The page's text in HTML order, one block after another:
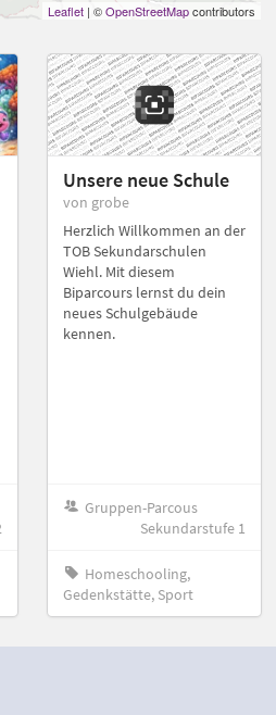
Leaflet | ©OpenStreetMapcontributors
Unsere neue Schule
von grobe
Herzlich Willkommen an der
TOB Sekundarschulen
Wiehl. Mit diesem
Biparcours lernst du dein
neues Schulgebäude
kennen.
Gruppen-Parcous
Sekundarstufe 1
Homeschooling,
Gedenkstätte, Sport